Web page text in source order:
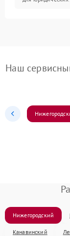
Наш
Нижегородский
Канавинский